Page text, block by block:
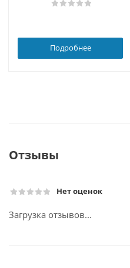
Подробнее
Отзывы
Нет оценок
Загрузка отзывов...